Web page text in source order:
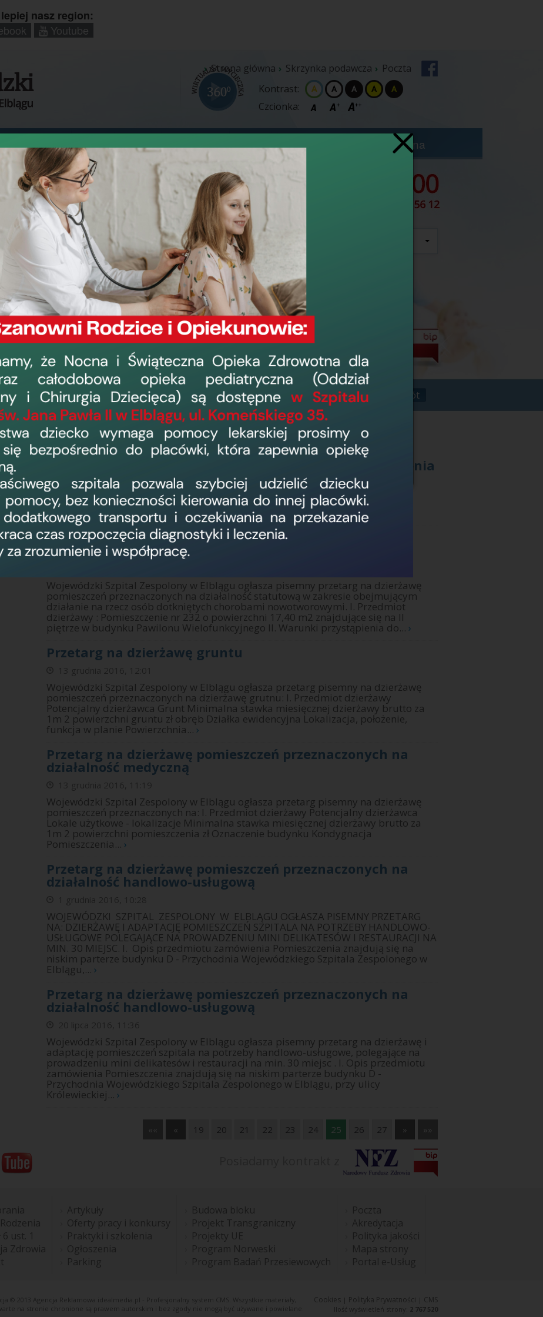
nasz region:
Youtube
Strona główna Skrzynka podawcza
Poczta
Kontrast:
Czcionka:
i Zakłady Pacjent Projekty Zamówienia Cennik Szybka Terapia Onkologiczna
Wpisz
szukane
słowo
Powrót
Ogłoszenia
Dzierżawa pomieszczenia związanego z usługą świadczenia
transportu sanitarnego
9 maja 2017, 9:58
›
Przetarg na dzierżawę pomieszczeń przeznaczonych na
działalność statutową
Wojewódzki Szpital Zespolony w Elblągu ogłasza pisemny przetarg na dzierżawę
pomieszczeń przeznaczonych na działalność statutową w zakresie obejmującym
działanie na rzecz osób dotkniętych chorobami nowotworowymi. I. Przedmiot
dzierżawy : Pomieszczenie nr 232 o powierzchni 17,40 m2 znajdujące się na II
piętrze w budynku Pawilonu Wielofunkcyjnego II. Warunki przystąpienia do... ›
Przetarg na dzierżawę gruntu
Wojewódzki Szpital Zespolony w Elblągu ogłasza przetarg pisemny na dzierżawę
pomieszczeń przeznaczonych na dzierżawę grutnu: I. Przedmiot dzierżawy
Potencjalny dzierżawca Grunt Minimalna stawka miesięcznej dzierżawy brutto za
1m 2 powierzchni gruntu zł obręb Działka ewidencyjna Lokalizacja, położenie,
funkcja w planie Powierzchnia... ›
Przetarg na dzierżawę pomieszczeń przeznaczonych na
działalność medyczną
Wojewódzki Szpital Zespolony w Elblągu ogłasza przetarg pisemny na dzierżawę
pomieszczeń przeznaczonych na: I. Przedmiot dzierżawy Potencjalny dzierżawca
Lokale użytkowe - lokalizacje Minimalna stawka miesięcznej dzierżawy brutto za
1m 2 powierzchni pomieszczenia zł Oznaczenie budynku Kondygnacja
Pomieszczenia... ›
Przetarg na dzierżawę pomieszczeń przeznaczonych na
działalność handlowo-usługową
WOJEWÓDZKI SZPITAL ZESPOLONY W ELBLĄGU OGŁASZA PISEMNY PRZETARG
NA: DZIERŻAWĘ I ADAPTACJĘ POMIESZCZEŃ SZPITALA NA POTRZEBY HANDLOWO-
USŁUGOWE POLEGAJĄCE NA PROWADZENIU MINI DELIKATESÓW I RESTAURACJI NA
MIN. 30 MIEJSC. I. Opis przedmiotu zamówienia Pomieszczenia znajdują się na
niskim parterze budynku D - Przychodnia Wojewódzkiego Szpitala Zespolonego w
Elblągu,... ›
Przetarg na dzierżawę pomieszczeń przeznaczonych na
działalność handlowo-usługową
Wojewódzki Szpital Zespolony w Elblągu ogłasza pisemny przetarg na dzierżawę i
adaptację pomieszczeń szpitala na potrzeby handlowo-usługowe, polegające na
prowadzeniu mini delikatesów i restauracji na min. 30 miejsc . I. Opis przedmiotu
zamówienia Pomieszczenia znajdują się na niskim parterze budynku D -
Przychodnia Wojewódzkiego Szpitala Zespolonego w Elblągu, przy ulicy
Królewieckiej... ›
« 19 20 21 22 23 24 25 26 27 »
6 ust. 1
Zdrowia
Artykuły
Oferty pracy i konkursy
Praktyki i szkolenia
Ogłoszenia
Parking
Budowa bloku
Projekt Transgraniczny
Projekty UE
Program Norweski
Program Badań Przesiewowych
Poczta
Akredytacja
Polityka jakości
Mapa strony
Portal e-Usług
© 2013 Agencja Reklamowa
idealmedia.pl - Profesjonalny system CMS. Wszystkie materiały,
na stronie chronione są prawem autorskim i bez zgody nie mogą być używane i powielane.
Cookies | Polityka Prywatności | CMS
Ilość wyświetleń strony: 2 767 520